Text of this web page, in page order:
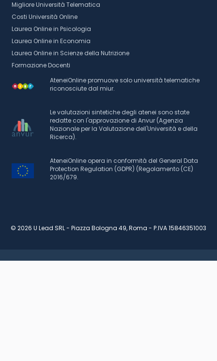
Migliore Università Telematica
Costi Università Online
Laurea Online in Psicologia
Laurea Online in Economia
Laurea Online in Scienze della Nutrizione
Formazione Docenti
AteneiOnline promuove solo università telematiche
riconosciute dal miur.
Le valutazioni sintetiche degli atenei sono state
redatte con l'approvazione di Anvur (Agenzia
Nazionale per la Valutazione dell'Università e della
Ricerca).
AteneiOnline opera in conformità del General Data
Protection Regulation (GDPR) (Regolamento (CE)
2016/679.
© 2026 U Lead SRL - Piazza Bologna 49, Roma - P.IVA 15846351003